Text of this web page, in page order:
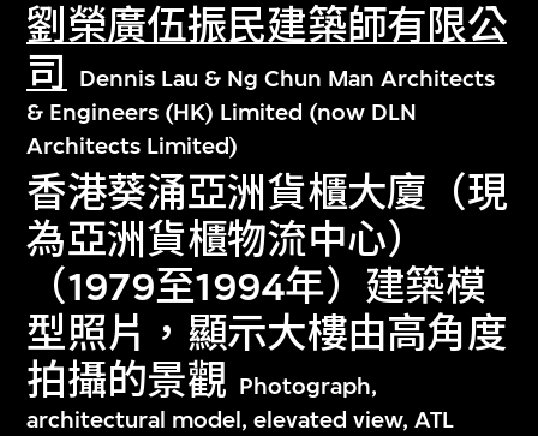
劉榮廣伍振民建築師有限公
司
Dennis Lau & Ng Chun Man Architects
& Engineers (HK) Limited (now DLN
Architects Limited)
香港葵涌亞洲貨櫃大廈（現
為亞洲貨櫃物流中心）
（1979至1994年）建築模
型照片，顯示大樓由高角度
拍攝的景觀 Photograph,
architectural model, elevated view, ATL